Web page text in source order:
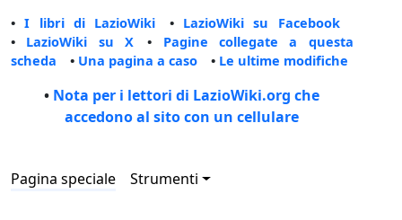
•I libri di LazioWiki • LazioWiki su Facebook
• LazioWiki su X • Pagine collegate a questa
scheda • Una pagina a caso • Le ultime modifiche
• Nota per i lettori di LazioWiki.org che
accedono al sito con un cellulare
Pagina speciale Strumenti